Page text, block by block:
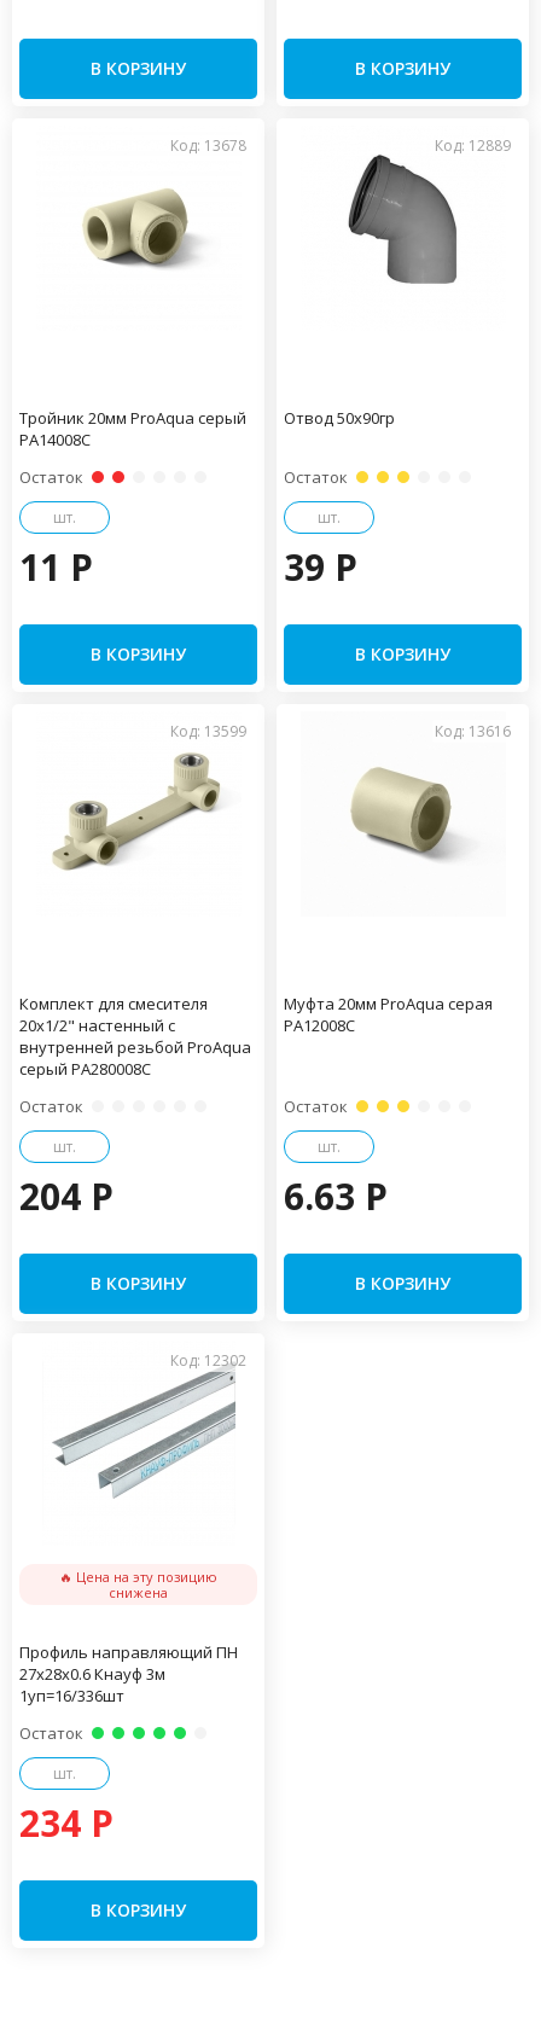
В КОРЗИНУ В КОРЗИНУ
Код: 13678
Тройник 20мм ProAqua серый
PA14008С
Остаток
шт.
11 P
В КОРЗИНУ
Код: 12889
Отвод 50х90гр
Остаток
шт.
39 P
В КОРЗИНУ
Код: 13599
Комплект для смесителя
20x1/2" настенный с
внутренней резьбой ProAqua
серый PA280008С
Остаток
шт.
204 P
В КОРЗИНУ
Код: 13616
Муфта 20мм ProAqua серая
PA12008С
Остаток
шт.
6.63 P
В КОРЗИНУ
Код: 12302
🔥 Цена на эту позицию
снижена
Профиль направляющий ПН
27х28х0.6 Кнауф 3м
1уп=16/336шт
Остаток
шт.
234 P
В КОРЗИНУ